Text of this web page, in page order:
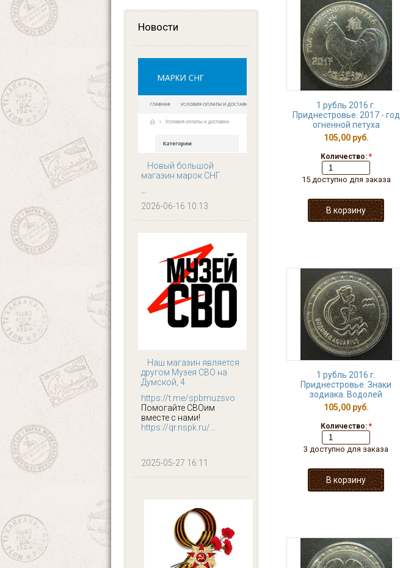
Новости
Новый большой
магазин марок СНГ
...
2026-06-16 10:13
Наш магазин является
другом Музея СВО на
Думской, 4
https://t.me/spbmuzsvo
Помогайте СВОим
вместе с нами!
https://qr.nspk.ru/...
2025-05-27 16:11
1 рубль 2016 г.
Приднестровье. 2017 - год
огненной петуха
105,00 руб.
Количество: *
15 доступно для заказа
1 рубль 2016 г.
Приднестровье. Знаки
зодиака. Водолей
105,00 руб.
Количество: *
3 доступно для заказа